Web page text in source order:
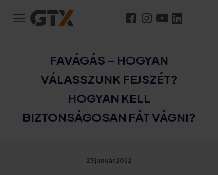
FAVÁGÁS – HOGYAN
VÁLASSZUNK FEJSZÉT?
HOGYAN KELL
BIZTONSÁGOSAN FÁT VÁGNI?
25 január 2022